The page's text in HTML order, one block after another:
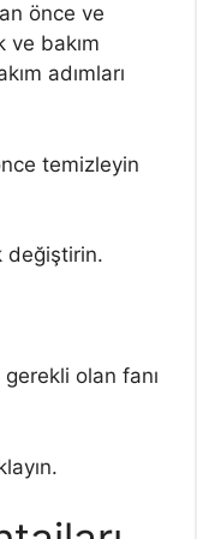
önce ve
ve bakım
adımları
temizleyin
değiştirin.
olan fanı